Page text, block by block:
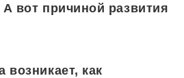
вот причиной развития
возникает, как